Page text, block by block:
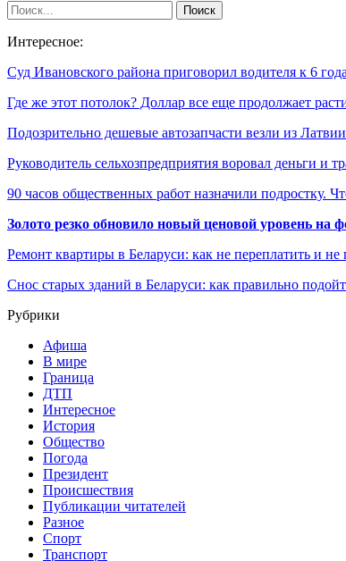
Интересное:
Суд Ивановского района приговорил водителя к 6
Где же этот потолок? Доллар все еще продолжает
Подозрительно дешевые автозапчасти везли из
Руководитель сельхозпредприятия воровал деньги и
90 часов общественных работ назначили подростку.
Золото резко обновило новый ценовой уровень на
Ремонт квартиры в Беларуси: как не переплатить и
Снос старых зданий в Беларуси: как правильно
Рубрики
Афиша
В мире
Граница
ДТП
Интересное
История
Общество
Погода
Президент
Происшествия
Публикации читателей
Разное
Спорт
Транспорт